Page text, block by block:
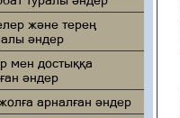
және терең
әндер
мен достыққа
әндер
арналған әндер